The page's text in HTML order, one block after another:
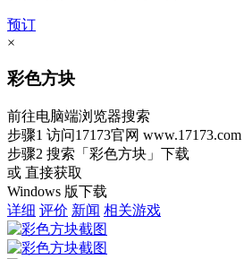
预订
×
彩色方块
前往电脑端浏览器搜索
步骤1 访问17173官网 www.17173.com
步骤2 搜索 「彩色方块」 下载
或 直接获取
Windows 版下载
详细 评价 新闻 相关游戏